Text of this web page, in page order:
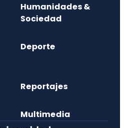
Humanidades &
Sociedad
Deporte
Reportajes
Multimedia